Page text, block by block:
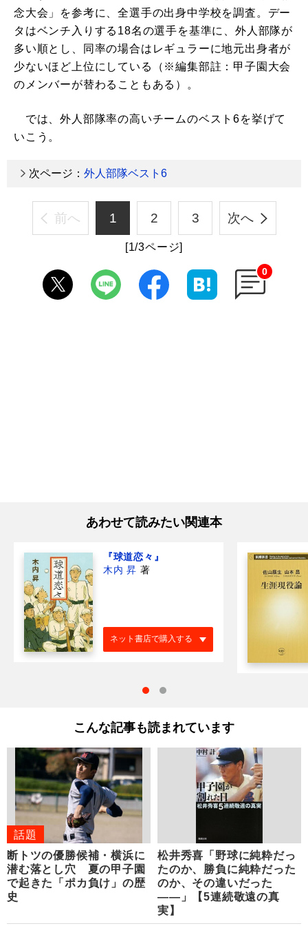
念大会」を参考に、全選手の出身中学校を調査。デー
タはベンチ入りする18名の選手を基準に、外人部隊が
多い順とし、同率の場合はレギュラーに地元出身者が
少ないほど上位にしている（※編集部註：甲子園大会
のメンバーが替わることもある）。
では、外人部隊率の高いチームのベスト6を挙げて
いこう。
次ページ： 外人部隊ベスト6
前へ 1 2 3 次へ
[1/3ページ]
0
あわせて読みたい関連本
『球道恋々』
木内 昇 著
ネット書店で購入する
こんな記事も読まれています
話題
断トツの優勝候補・横浜に
潜む落とし穴 夏の甲子園
で起きた「ポカ負け」の歴
史
松井秀喜「野球に純粋だっ
たのか、勝負に純粋だった
のか、その違いだった
――」【5連続敬遠の真
実】